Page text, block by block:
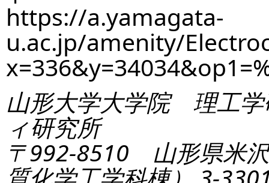
https://a.yamagata-
u.ac.jp/amenity/
山形大学大学院 理工学
ィ研究所
〒992-8510 山形県米